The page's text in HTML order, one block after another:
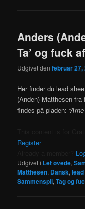
Anders
Ta’ og fuck af
Udgivet denfebruar 27,
Her finder du lead
(Anden) Matthesen
findes på pladen:
Register
Udgivet i Let øvede,
Matthesen, Dansk,
Sammenspil,Tag og